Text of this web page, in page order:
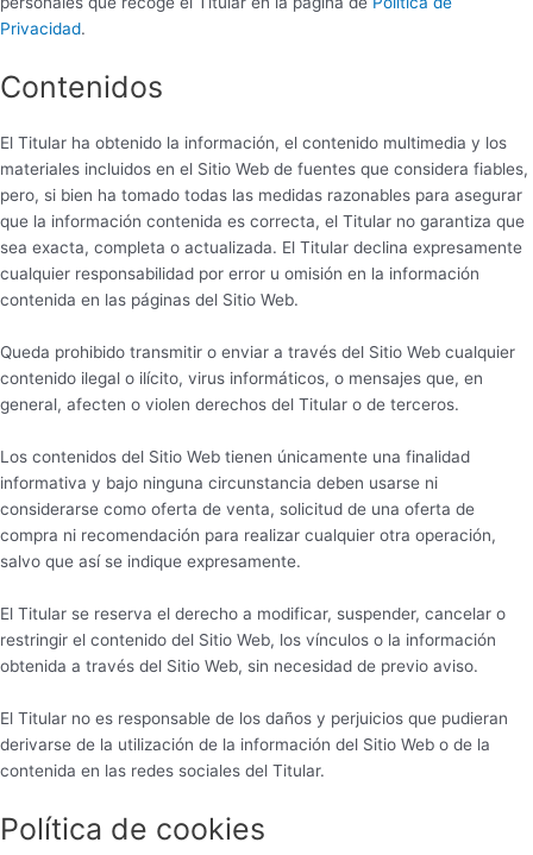
Privacidad.
Contenidos
El Titular ha obtenido la información, el contenido multimedia y los
materiales incluidos en el Sitio Web de fuentes que considera fiables,
pero, si bien ha tomado todas las medidas razonables para asegurar
que la información contenida es correcta, el Titular no garantiza que
sea exacta, completa o actualizada. El Titular declina expresamente
cualquier responsabilidad por error u omisión en la información
contenida en las páginas del Sitio Web.
Queda prohibido transmitir o enviar a través del Sitio Web cualquier
contenido ilegal o ilícito, virus informáticos, o mensajes que, en
general, afecten o violen derechos del Titular o de terceros.
Los contenidos del Sitio Web tienen únicamente una finalidad
informativa y bajo ninguna circunstancia deben usarse ni
considerarse como oferta de venta, solicitud de una oferta de
compra ni recomendación para realizar cualquier otra operación,
salvo que así se indique expresamente.
El Titular se reserva el derecho a modificar, suspender, cancelar o
restringir el contenido del Sitio Web, los vínculos o la información
obtenida a través del Sitio Web, sin necesidad de previo aviso.
El Titular no es responsable de los daños y perjuicios que pudieran
derivarse de la utilización de la información del Sitio Web o de la
contenida en las redes sociales del Titular.
Política de cookies